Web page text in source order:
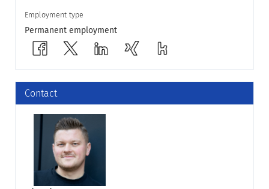
Employment type
Permanent employment
Contact